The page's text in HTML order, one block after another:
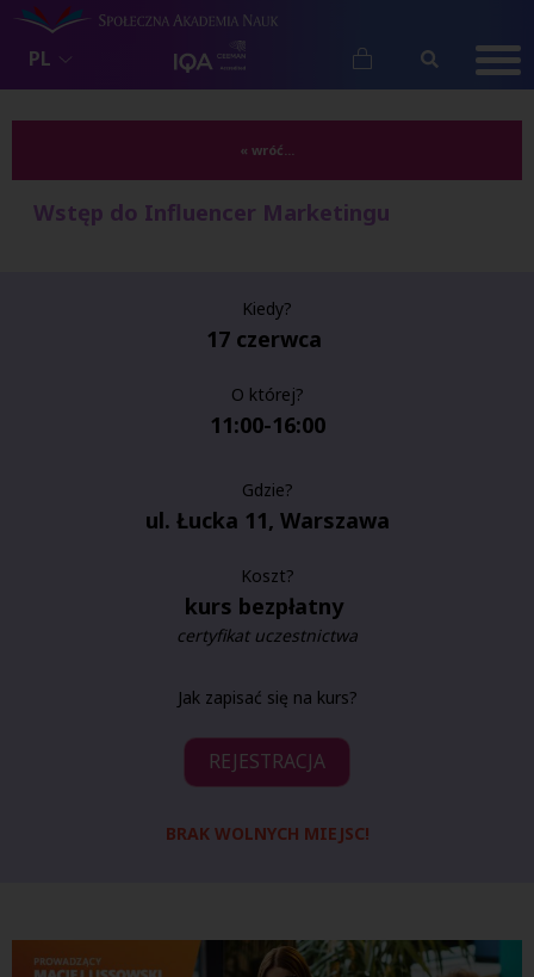
PL
« wróć...
Wstęp do Influencer Marketingu
Kiedy?
17 czerwca
O której?
11:00-16:00
Gdzie?
ul. Łucka 11, Warszawa
Koszt?
kurs bezpłatny
certyfikat uczestnictwa
Jak zapisać się na kurs?
REJESTRACJA
BRAK WOLNYCH MIEJSC!